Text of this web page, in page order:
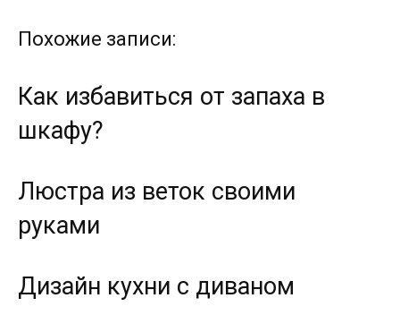
Похожие записи:
Как избавиться от запаха в
шкафу?
Люстра из веток своими
руками
Дизайн кухни с диваном